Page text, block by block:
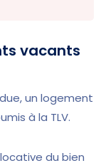
vacants
un logement
à la TLV.
du bien